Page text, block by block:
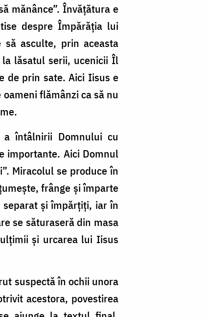
mănânce”. Învățătura e
despre Împărăția lui
asculte, prin aceasta
la lăsatul serii, ucenicii Îl
de prin sate. Aici Iisus e
flămânzi ca să nu
întâlnirii Domnului cu
importante. Aici Domnul
Miracolul se produce în
frânge și împarte
și împărțiți, iar în
se săturaseră din masa
și urcarea lui Iisus
suspectă în ochii unora
acestora, povestirea